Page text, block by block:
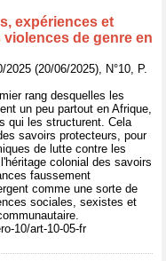
expériences et
de genre en
(20/06/2025), N°10, P.
rang desquelles les
un peu partout en Afrique,
qui les structurent. Cela
savoirs protecteurs, pour
de lutte contre les
colonial des savoirs
faussement
comme une sorte de
sociales, sexistes et
10/art-10-05-fr